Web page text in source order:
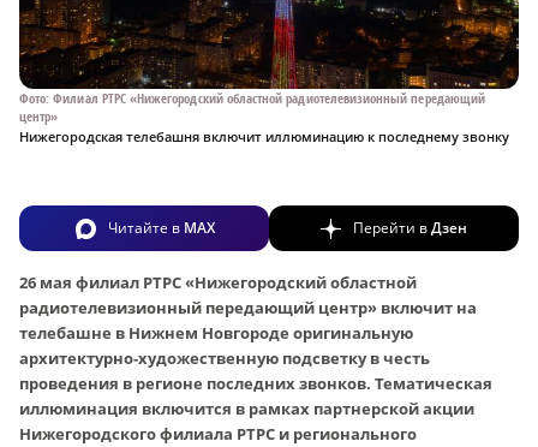
Фото: Филиал РТРС «Нижегородский областной радиотелевизионный передающий
центр»
Нижегородская телебашня включит иллюминацию к последнему звонку
Читайте в MAX Перейти вДзен
26 мая филиал РТРС «Нижегородский областной
радиотелевизионный передающий центр» включит на
телебашне в Нижнем Новгороде оригинальную
архитектурно-художественную подсветку в честь
проведения в регионе последних звонков. Тематическая
иллюминация включится в рамках партнерской акции
Нижегородского филиала РТРС и регионального